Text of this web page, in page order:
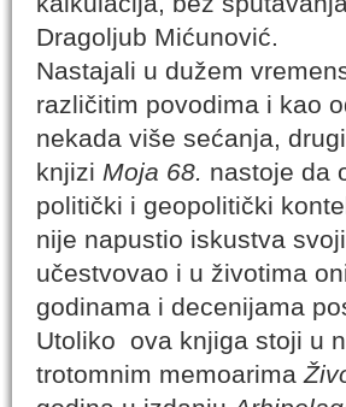
Dragoljub Mićunović.
Nastajali u dužem
različitim povodima i kao
nekada više sećanja,
knjizi Moja 68. nastoje da
politički i geopolitički
nije napustio iskustva
učestvovao i u životima
godinama i decenijama
Utoliko ova knjiga stoji u
trotomnim memoarima